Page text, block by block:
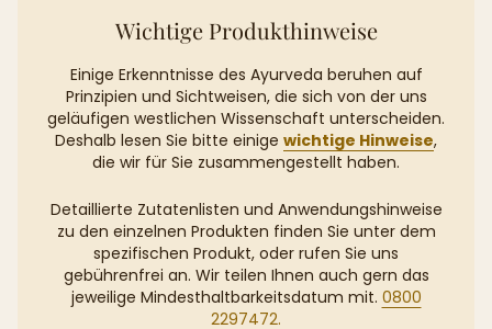
Wichtige Produkthinweise
Einige Erkenntnisse des Ayurveda beruhen auf
Prinzipien und Sichtweisen, die sich von der uns
geläufigen westlichen Wissenschaft unterscheiden.
Deshalb lesen Sie bitte einige wichtige Hinweise,
die wir für Sie zusammengestellt haben.
Detaillierte Zutatenlisten und Anwendungshinweise
zu den einzelnen Produkten finden Sie unter dem
spezifischen Produkt, oder rufen Sie uns
gebührenfrei an. Wir teilen Ihnen auch gern das
jeweilige Mindesthaltbarkeitsdatum mit. 0800
2297472.